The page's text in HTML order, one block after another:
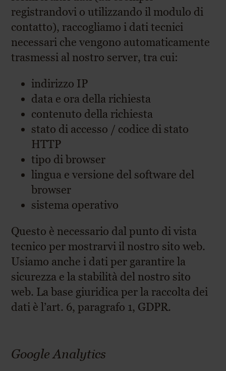
registrandovi o utilizzando il modulo di
contatto), raccogliamo i dati tecnici
necessari che vengono automaticamente
trasmessi al nostro server, tra cui:
indirizzo IP
data e ora della richiesta
contenuto della richiesta
stato di accesso / codice di stato
HTTP
tipo di browser
lingua e versione del software del
browser
sistema operativo
Questo è necessario dal punto di vista
tecnico per mostrarvi il ​​nostro sito web.
Usiamo anche i dati per garantire la
sicurezza e la stabilità del nostro sito
web. La base giuridica per la raccolta dei
dati è l’art. 6, paragrafo 1, GDPR.
Google Analytics